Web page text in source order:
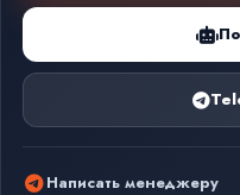
Написать менеджеру